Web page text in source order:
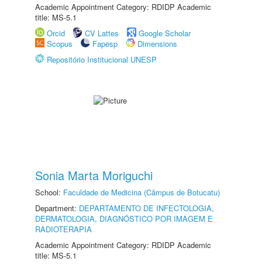
Academic Appointment Category: RDIDP Academic
title: MS-5.1
Orcid
CV Lattes
Google Scholar
Scopus
Fapesp
Dimensions
Repositório Institucional UNESP
Sonia Marta Moriguchi
School: Faculdade de Medicina (Câmpus de Botucatu)
Department: DEPARTAMENTO DE INFECTOLOGIA,
DERMATOLOGIA, DIAGNÓSTICO POR IMAGEM E
RADIOTERAPIA
Academic Appointment Category: RDIDP Academic
title: MS-5.1